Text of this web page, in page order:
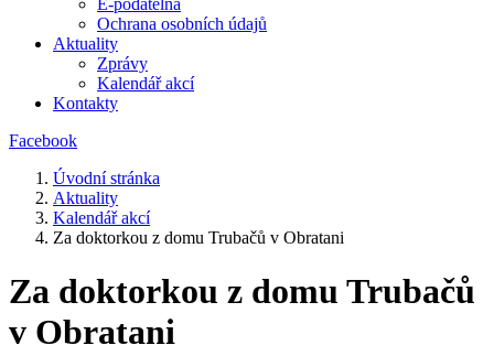
E-podatelna
Ochrana osobních údajů
Aktuality
Zprávy
Kalendář akcí
Kontakty
Facebook
Úvodní stránka
Aktuality
Kalendář akcí
Za doktorkou z domu Trubačů v Obratani
Za doktorkou z domu Trubačů
v Obratani